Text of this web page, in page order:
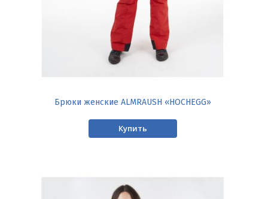
Брюки женские ALMRAUSH «HOCHEGG»
Купить